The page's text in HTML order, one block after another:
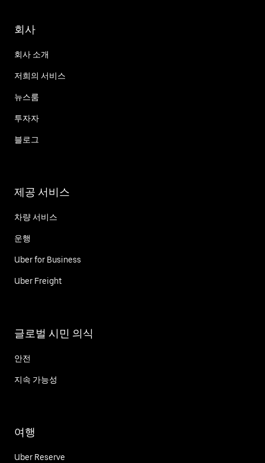
회사
회사 소개
저희의 서비스
뉴스룸
투자자
블로그
제공 서비스
차량 서비스
운행
Uber for Business
Uber Freight
글로벌 시민 의식
안전
지속 가능성
여행
Uber Reserve